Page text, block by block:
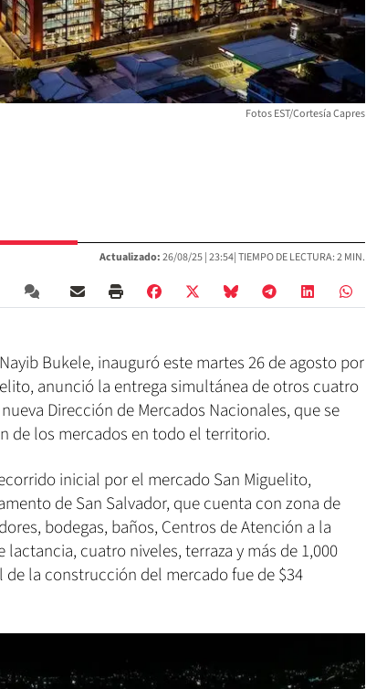
Fotos EST/Cortesía Capres
Actualizado:26/08/25 |23:54| TIEMPO DE LECTURA: 2 MIN.
Bukele, inauguró este martes 26 de agosto por
anunció la entrega simultánea de otros cuatro
Dirección de Mercados Nacionales, que se
de los mercados en todo el territorio.
inicial por el mercado San Miguelito,
de San Salvador, que cuenta con zona de
bodegas, baños, Centros de Atención a la
lactancia, cuatro niveles, terraza y más de 1,000
la construcción del mercado fue de $34